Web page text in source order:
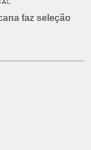
faz seleção